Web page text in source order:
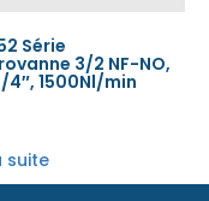
Série
3/2 NF-NO,
4″, 1500Nl/min
suite